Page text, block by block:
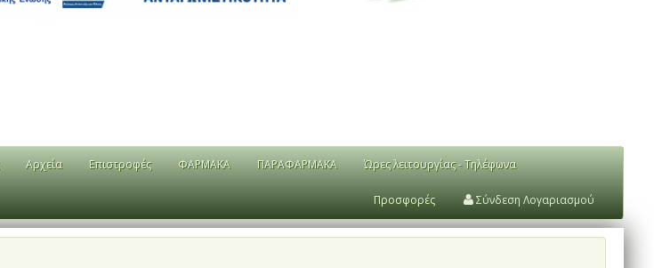
Αρχεία Επιστροφές ΦΑΡΜΑΚΑ ΠΑΡΑΦΑΡΜΑΚΑ Ώρες λειτουργίας - Τηλέφωνα
Προσφορές Σύνδεση Λογαριασμού